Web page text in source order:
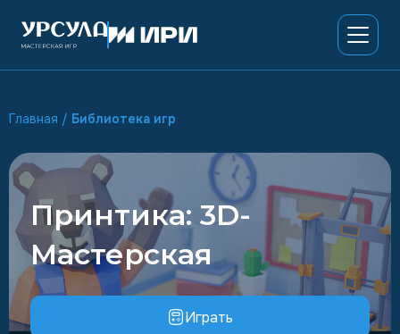
Главная / Библиотека игр
Принтика: 3D-
Мастерская
Играть